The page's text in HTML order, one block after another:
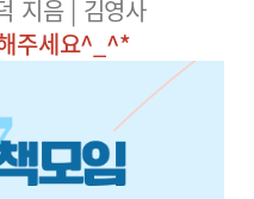
지음 | 김영사
주세요^_^*